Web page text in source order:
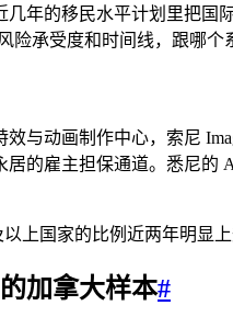
年的移民水平计划里把
承受度和时间线，跟哪个
与动画制作中心，索尼
居的雇主担保通道。悉尼
上国家的比例近两年明
加拿大样本#